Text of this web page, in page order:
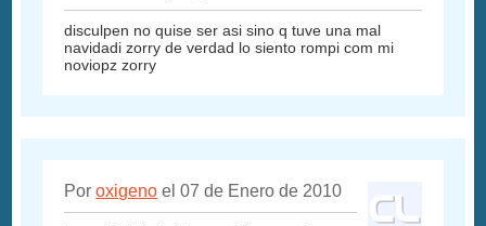
disculpen no quise ser asi sino q tuve una mal
navidadi zorry de verdad lo siento rompi com mi
noviopz zorry
Poroxigeno el 07 de Enero de 2010